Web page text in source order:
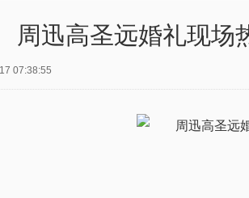
周迅高圣远婚礼现场
07:38:55